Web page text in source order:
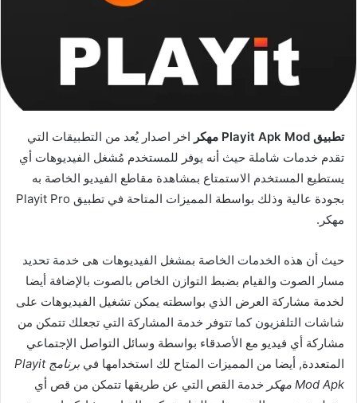
تطبيق Playit Apk Mod مهكر
اخر اصدار يُعد من التطبيقات التي
تقدم خدمات شاملة حيث أنه يوفر للمستخدم مُشغل الفيديوهات أي
يستطيع المستخدم الاستمتاع بمشاهدة مقاطع الفيديو الخاصة به
بجودة عالية وذلك بواسطة المميزات المتاحة في تطبيق Playit Pro
مهكر.
حيث أن هذه الخدمات الخاصة بمشغل الفيديوهات هى خدمة تحديد
مسار الصوت والقيام بضبط التوازن الخاص بالصوت بالإضافة أيضا
لخدمة مشاركة العرض الذي بواسطته يمكن تشغيل الفيديوهات على
شاشات التلفزيون كما تتوفر خدمة المشاركة التي تجعلك تتمكن من
مشاركة أي فيديو مع الأصدقاء بواسطة وسائل التواصل الإجتماعي
المتعددة, أيضا من المميزات المتاح لك استخدامها في
برنامج Playit
Mod Apk مهكر
خدمة القص التي عن طريقها تتمكن من قص أي